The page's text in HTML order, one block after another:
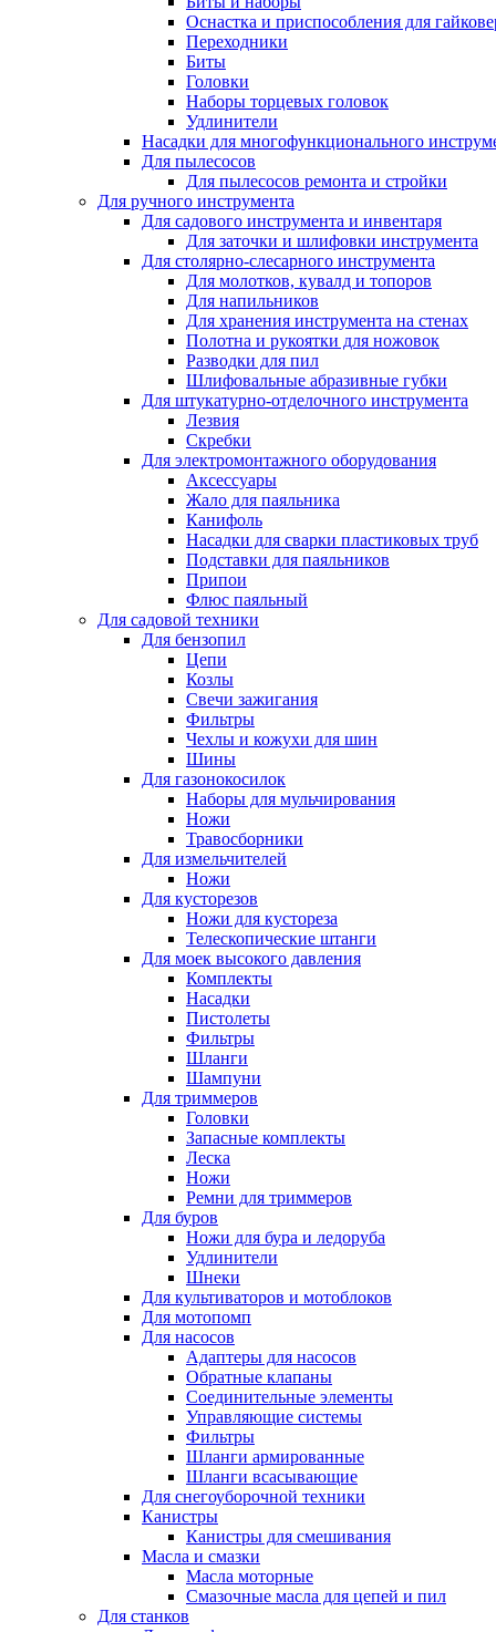
Оснастка и приспособления для
Переходники
Биты
Головки
Наборы торцевых головок
Удлинители
Насадки для многофункционального
Для пылесосов
Для пылесосов ремонта и стройки
Для ручного инструмента
Для садового инструмента и инвентаря
Для заточки и шлифовки инструмента
Для столярно-слесарного инструмента
Для молотков, кувалд и топоров
Для напильников
Для хранения инструмента на стенах
Полотна и рукоятки для ножовок
Разводки для пил
Шлифовальные абразивные губки
Для штукатурно-отделочного инструмента
Лезвия
Скребки
Для электромонтажного оборудования
Аксессуары
Жало для паяльника
Канифоль
Насадки для сварки пластиковых труб
Подставки для паяльников
Припои
Флюс паяльный
Для садовой техники
Для бензопил
Цепи
Козлы
Свечи зажигания
Фильтры
Чехлы и кожухи для шин
Шины
Для газонокосилок
Наборы для мульчирования
Ножи
Травосборники
Для измельчителей
Ножи
Для кусторезов
Ножи для кустореза
Телескопические штанги
Для моек высокого давления
Комплекты
Насадки
Пистолеты
Фильтры
Шланги
Шампуни
Для триммеров
Головки
Запасные комплекты
Леска
Ножи
Ремни для триммеров
Для буров
Ножи для бура и ледоруба
Удлинители
Шнеки
Для культиваторов и мотоблоков
Для мотопомп
Для насосов
Адаптеры для насосов
Обратные клапаны
Соединительные элементы
Управляющие системы
Фильтры
Шланги армированные
Шланги всасывающие
Для снегоуборочной техники
Канистры
Канистры для смешивания
Масла и смазки
Масла моторные
Смазочные масла для цепей и пил
Для станков